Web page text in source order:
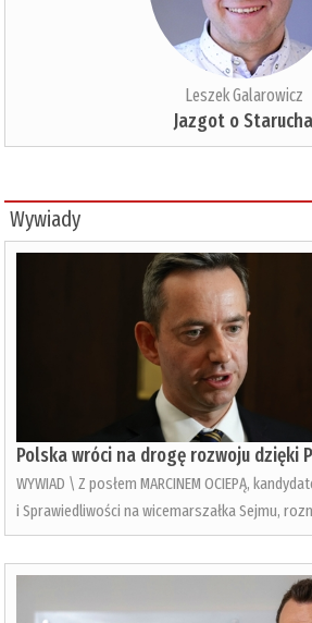
Leszek Galarowicz
Jazgot o Starucha
Wywiady
Polska wróci na drogę rozwoju dzięki
WYWIAD \ Z posłem MARCINEM OCIEPĄ,
i Sprawiedliwości na wicemarszałka Sejmu,